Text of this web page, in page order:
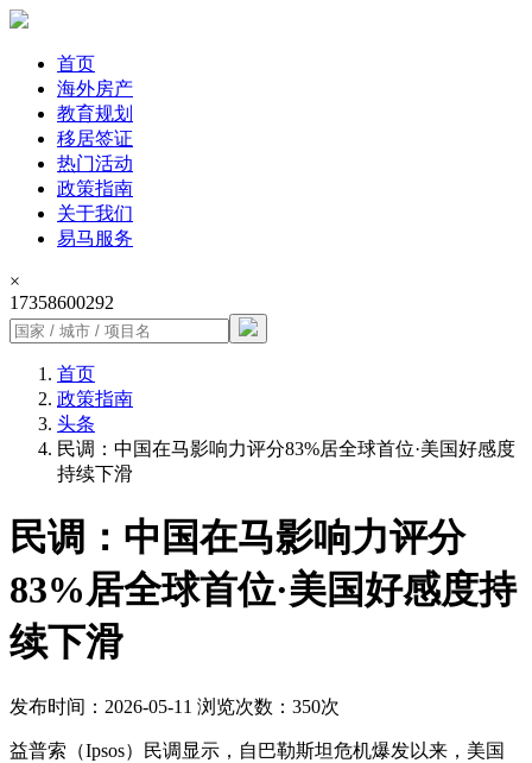
首页
海外房产
教育规划
移居签证
热门活动
政策指南
关于我们
易马服务
×
17358600292
首页
政策指南
头条
民调：中国在马影响力评分83%居全球首位·美国好感度
持续下滑
民调：中国在马影响力评分
83%居全球首位·美国好感度持
续下滑
发布时间：2026-05-11 浏览次数：350次
益普索（Ipsos）民调显示，自巴勒斯坦危机爆发以来，美国